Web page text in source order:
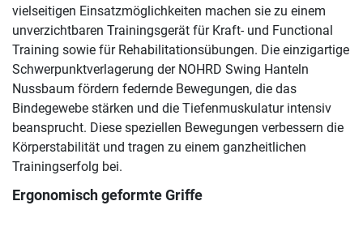
vielseitigen Einsatzmöglichkeiten machen sie zu einem
unverzichtbaren Trainingsgerät für Kraft- und Functional
Training sowie für Rehabilitationsübungen. Die einzigartige
Schwerpunktverlagerung der NOHRD Swing Hanteln
Nussbaum fördern federnde Bewegungen, die das
Bindegewebe stärken und die Tiefenmuskulatur intensiv
beansprucht. Diese speziellen Bewegungen verbessern die
Körperstabilität und tragen zu einem ganzheitlichen
Trainingserfolg bei.
Ergonomisch geformte Griffe